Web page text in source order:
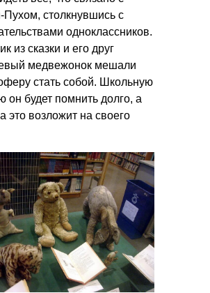
Пухом, столкнувшись с
одноклассников.
из сказки и его друг
медвежонок мешали
стать собой. Школьную
он будет помнить долго, а
это возложит на своего